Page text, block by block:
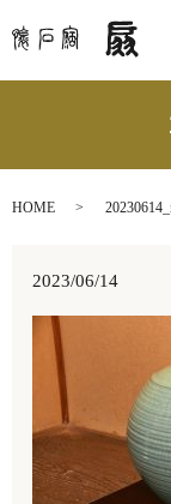
HOME
2023/06/14